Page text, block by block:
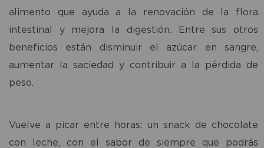
alimento que ayuda a la renovación de la flora
intestinal y mejora la digestión. Entre sus otros
beneficios están disminuir el azúcar en sangre,
aumentar la saciedad y contribuir a la pérdida de
peso.
Vuelve a picar entre horas: un snack de chocolate
con leche, con el sabor de siempre que podrás